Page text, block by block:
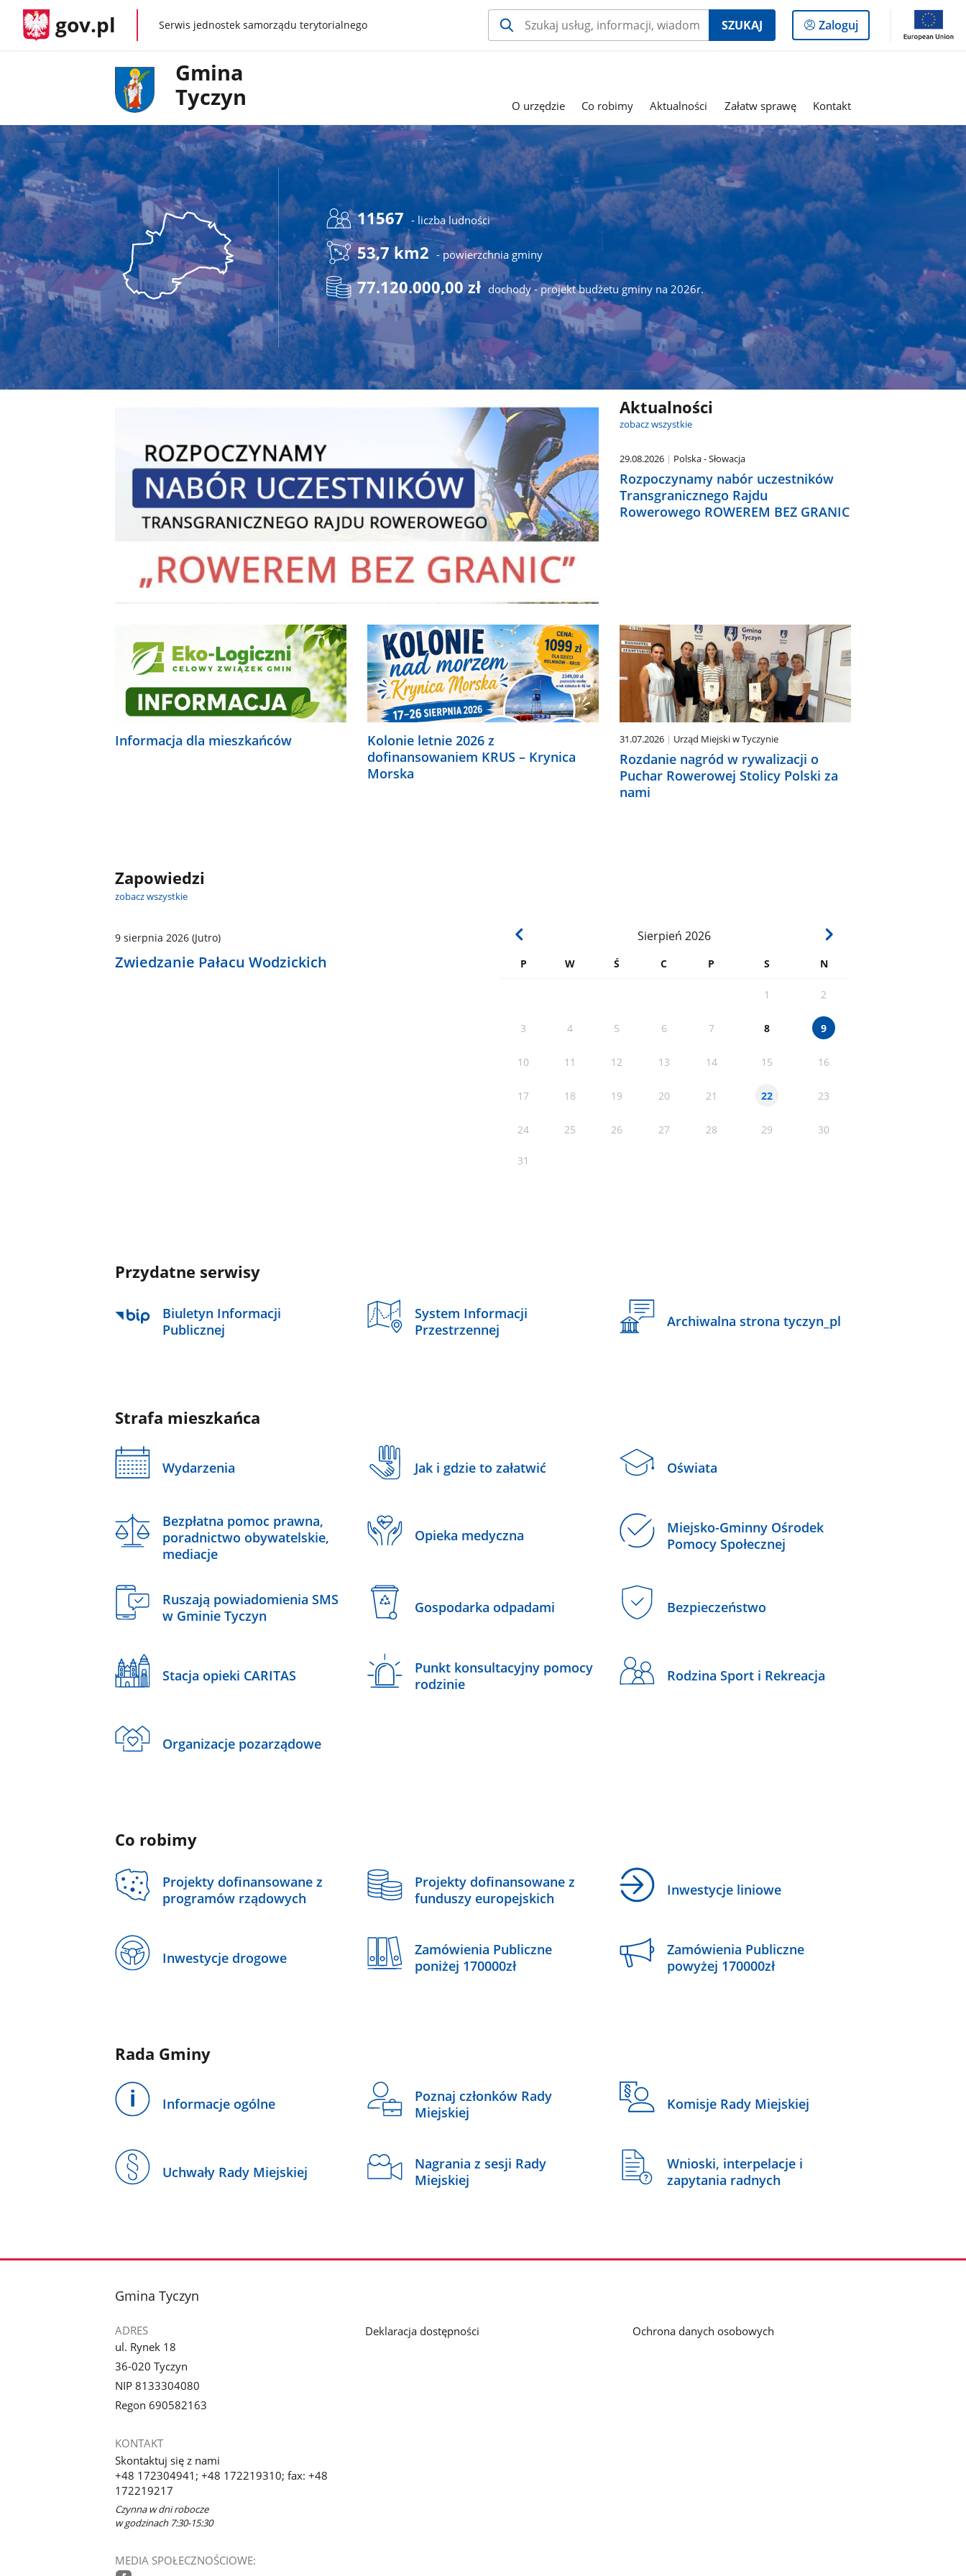
gov.pl gov.plSerwis jednostek samorządu terytorialnego SZUKAJ
Logowanie
do
Zaloguj
Gmina
Tyczyn
O urzędzie Co robimy Aktualności Załatw sprawę Kontakt
11567 - liczba ludności
53,7 km2 - powierzchnia gminy
77.120.000,00 zł dochody - projekt budżetu gminy na 2026r.
Aktualności
zobacz wszystkie
29.08.2026 Polska - Słowacja
Rozpoczynamy nabór uczestników
Transgranicznego Rajdu
Rowerowego ROWEREM BEZ GRANIC
Informacja dla mieszkańców
Kolonie letnie 2026 z
dofinansowaniem KRUS – Krynica
Morska
31.07.2026 Urząd Miejski w Tyczynie
Rozdanie nagród w rywalizacji o
Puchar Rowerowej Stolicy Polski za
nami
Zapowiedzi
zobacz wszystkie
Sierpień 2026
P W Ś C P S N
1 2
3 4 5 6 7 8 9
10 11 12 13 14 15 16
17 18 19 20 21 22 23
24 25 26 27 28 29 30
31
9 sierpnia 2026(Jutro)
Zwiedzanie Pałacu Wodzickich
Przydatne serwisy
Biuletyn Informacji
Publicznej
System Informacji
Przestrzennej
Archiwalna strona tyczyn_pl
Strafa mieszkańca
Wydarzenia Jak i gdzie to załatwić Oświata
Bezpłatna pomoc prawna,
poradnictwo obywatelskie,
mediacje
Opieka medyczna
Miejsko-Gminny Ośrodek
Pomocy Społecznej
Ruszają powiadomienia SMS
w Gminie Tyczyn
Gospodarka odpadami Bezpieczeństwo
Stacja opieki CARITAS
Punkt konsultacyjny pomocy
rodzinie
Rodzina Sport i Rekreacja
Organizacje pozarządowe
Co robimy
Projekty dofinansowane z
programów rządowych
Projekty dofinansowane z
funduszy europejskich
Inwestycje liniowe
Inwestycje drogowe
Zamówienia Publiczne
poniżej 170000zł
Zamówienia Publiczne
powyżej 170000zł
Rada Gminy
Informacje ogólne
Poznaj członków Rady
Miejskiej
Komisje Rady Miejskiej
Uchwały Rady Miejskiej
Nagrania z sesji Rady
Miejskiej
Wnioski, interpelacje i
zapytania radnych
stopka
Gmina Tyczyn
ADRES
ul. Rynek 18
36-020 Tyczyn
NIP 8133304080
Regon 690582163
KONTAKT
Skontaktuj się z nami
+48 172304941; +48 172219310; fax: +48
172219217
Czynna w dni robocze
w godzinach 7:30-15:30
MEDIA SPOŁECZNOŚCIOWE:
Deklaracja dostępności Ochrona danych osobowych